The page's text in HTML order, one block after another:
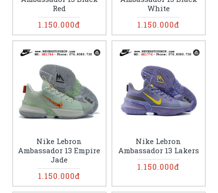
Red
1.150.000đ
White
1.150.000đ
Nike Lebron
Ambassador 13 Empire
Jade
1.150.000đ
Nike Lebron
Ambassador 13 Lakers
1.150.000đ